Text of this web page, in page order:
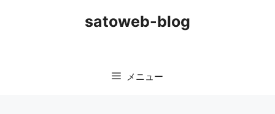
satoweb-blog
メニュー